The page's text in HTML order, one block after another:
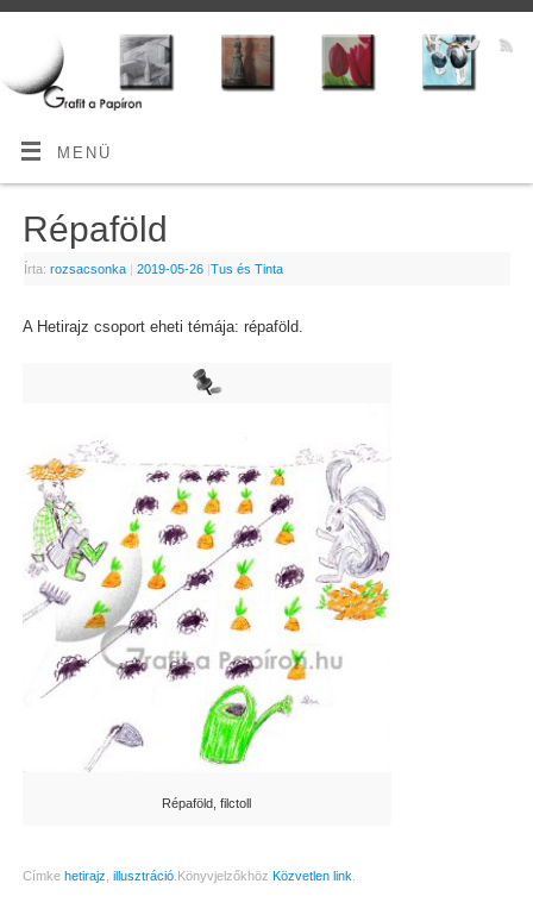
MENÜ
Répaföld
Írta: rozsacsonka | 2019-05-26 |Tus és Tinta
A Hetirajz csoport eheti témája: répaföld.
Répaföld, filctoll
Címke hetirajz illusztráció. Könyvjelzőkhöz Közvetlen link